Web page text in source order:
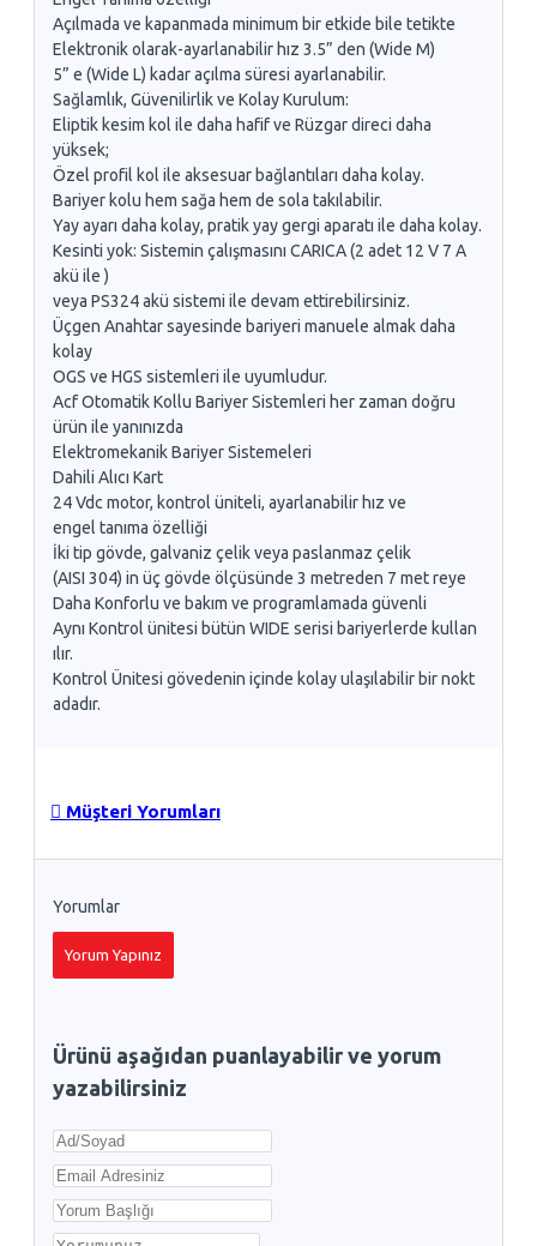
Açılmada ve kapanmada minimum bir etkide bile tetikte
Elektronik olarak-ayarlanabilir hız 3.5” den (Wide M)
5” e (Wide L) kadar açılma süresi ayarlanabilir.
Sağlamlık, Güvenilirlik ve Kolay Kurulum:
Eliptik kesim kol ile daha hafif ve Rüzgar direci daha
yüksek;
Özel profil kol ile aksesuar bağlantıları daha kolay.
Bariyer kolu hem sağa hem de sola takılabilir.
Yay ayarı daha kolay, pratik yay gergi aparatı ile daha kolay.
Kesinti yok: Sistemin çalışmasını CARICA (2 adet 12 V 7 A
akü ile )
veya PS324 akü sistemi ile devam ettirebilirsiniz.
Üçgen Anahtar sayesinde bariyeri manuele almak daha
kolay
OGS ve HGS sistemleri ile uyumludur.
Acf Otomatik Kollu Bariyer Sistemleri her zaman doğru
ürün ile yanınızda
Elektromekanik Bariyer Sistemeleri
Dahili Alıcı Kart
24 Vdc motor, kontrol üniteli, ayarlanabilir hız ve
engel tanıma özelliği
İki tip gövde, galvaniz çelik veya paslanmaz çelik
(AISI 304) in üç gövde ölçüsünde 3 metreden 7 met reye
Daha Konforlu ve bakım ve programlamada güvenli
Aynı Kontrol ünitesi bütün WIDE serisi bariyerlerde kullan
ılır.
Kontrol Ünitesi gövedenin içinde kolay ulaşılabilir bir nokt
adadır.
Müşteri Yorumları
Yorumlar
Yorum Yapınız
Ürünü aşağıdan puanlayabilir ve yorum
yazabilirsiniz